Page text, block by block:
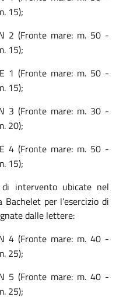
15);
2 (Fronte mare: m. 50 -
15);
E 1 (Fronte mare: m. 50 -
15);
3 (Fronte mare: m. 30 -
20);
E 4 (Fronte mare: m. 50 -
15);
intervento ubicate nel
Bachelet per l’esercizio di
dalle lettere:
4 (Fronte mare: m. 40 -
25);
5 (Fronte mare: m. 40 -
25);